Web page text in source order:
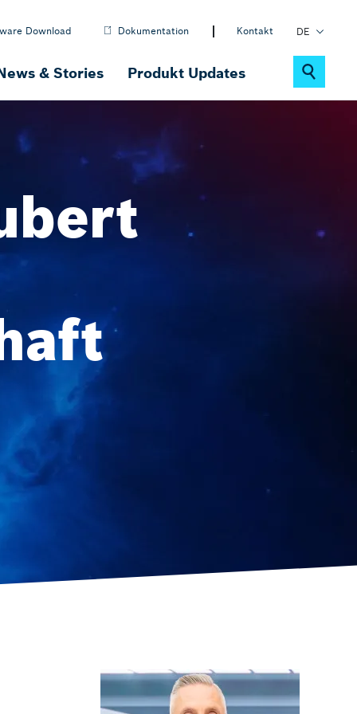
Download Dokumentation
Kontakt
EN
DE
PL
ctrlX MOTION
Motion-, Robotik- & CNC-Software
ctrlX DRIVE
Antriebssystem
Nachhaltigkeit
& Stories Produkt Updates